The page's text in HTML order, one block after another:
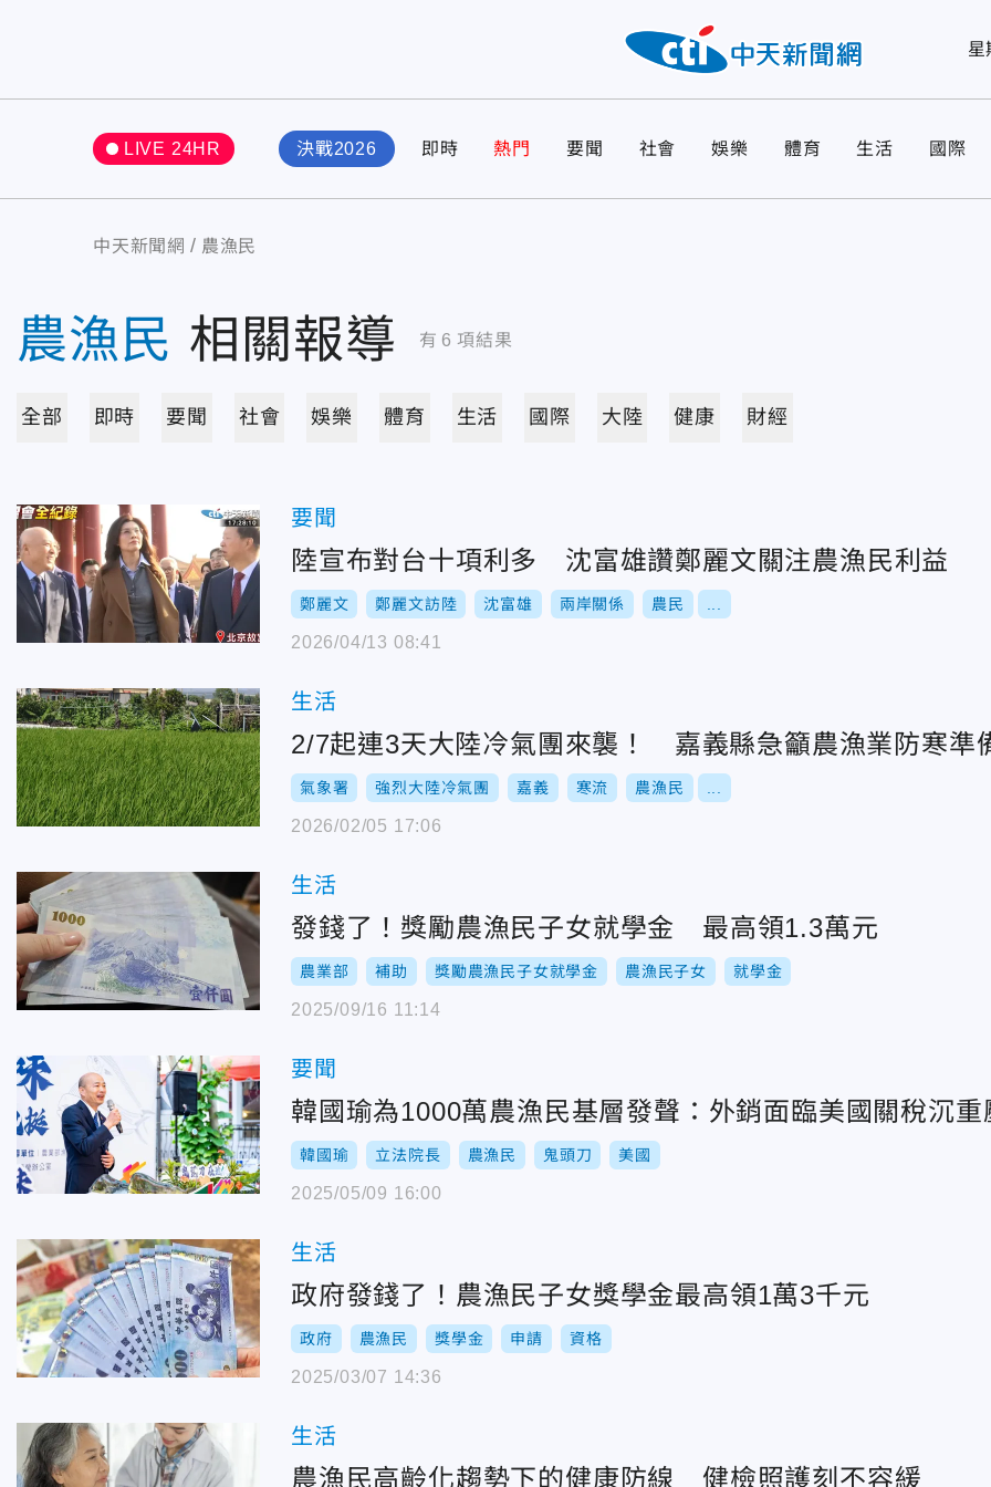
星
LIVE 24HR 決戰2026 即時 熱門 要聞 社會 娛樂 體育 生活 國際
中天新聞網 農漁民
農漁民 相關報導 有 6 項結果
全部 即時 要聞 社會 娛樂 體育 生活 國際 大陸 健康 財經
要聞
陸宣布對台十項利多 沈富雄讚鄭麗文關注農漁民利益
鄭麗文 鄭麗文訪陸 沈富雄 兩岸關係 農民
2026/04/13 08:41
生活
2/7起連3天大陸冷氣團來襲！ 嘉義縣急籲農漁業防寒準
氣象署 強烈大陸冷氣團 嘉義 寒流 農漁民
2026/02/05 17:06
生活
發錢了！獎勵農漁民子女就學金 最高領1.3萬元
農業部 補助 獎勵農漁民子女就學金 農漁民子女 就學金
2025/09/16 11:14
要聞
韓國瑜為1000萬農漁民基層發聲：外銷面臨美國關稅沉重
韓國瑜 立法院長 農漁民 鬼頭刀 美國
2025/05/09 16:00
生活
政府發錢了！農漁民子女獎學金最高領1萬3千元
政府 農漁民 獎學金 申請 資格
2025/03/07 14:36
生活
農漁民高齡化趨勢下的健康防線 健檢照護刻不容緩